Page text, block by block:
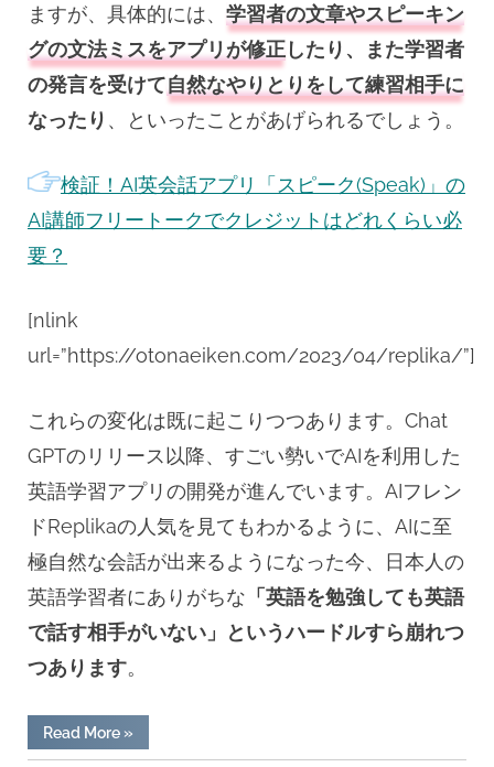
ますが、具体的には、 学習者の文章やスピーキン
グの文法ミスをアプリが修正したり、また学習者
の発言を受けて自然なやりとりをして練習相手に
なったり 、といったことがあげられるでしょう。
検証！AI英会話アプリ「スピーク(Speak)」の
AI講師フリートークでクレジットはどれくらい必
要？
[nlink
url=”https://otonaeiken.com/2023/04/replika/”]
これらの変化は既に起こりつつあります。Chat
GPTのリリース以降、すごい勢いでAIを利用した
英語学習アプリの開発が進んでいます。AIフレン
ドReplikaの人気を見てもわかるように、AIに至
極自然な会話が出来るようになった今、日本人の
英語学習者にありがちな 「英語を勉強しても英語
で話す相手がいない」というハードルすら崩れつ
つあります。
Read More“ChatGPT
»